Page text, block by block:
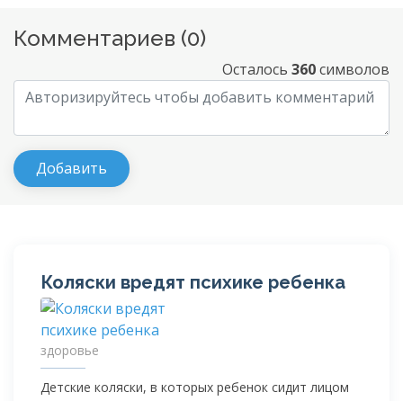
Комментариев (0)
Осталось 360символов
Коляски вредят психике ребенка
здоровье
Детские коляски, в которых ребенок сидит лицом